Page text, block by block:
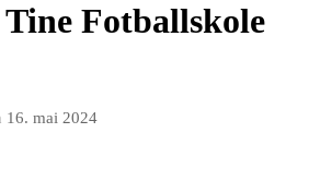
Fotballskole
16. mai 2024